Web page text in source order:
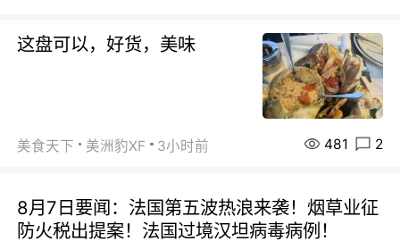
这盘可以，好货，美味
美食天下 美洲豹XF 3小时前 481 2
8月7日要闻：法国第五波热浪来袭！烟草业征
防火税出提案！法国过境汉坦病毒病例！